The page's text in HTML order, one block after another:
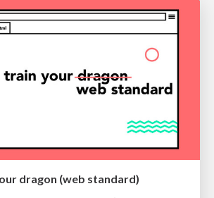
dragon (web standard)